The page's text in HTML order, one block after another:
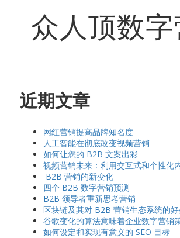
众人顶数
近期文章
网红营销提高品牌知名度
人工智能在彻底改变视频营销
如何让您的 B2B 文案出彩
视频营销未来：利用交互式和个性化
B2B 营销的新变化
四个 B2B 数字营销预测
B2B 领导者重新思考营销
区块链及其对 B2B 营销生态系统的
谷歌变化的算法意味着企业数字营销
如何设定和实现有意义的 SEO 目标